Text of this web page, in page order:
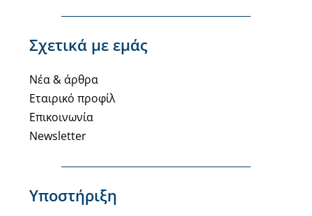
Σχετικά με εμάς
Νέα & άρθρα
Εταιρικό προφίλ
Επικοινωνία
Newsletter
Υποστήριξη